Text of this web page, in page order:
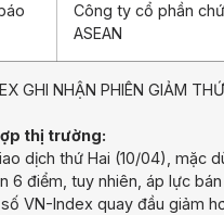
Công ty cổ phần
ASEAN
GHI NHẬN PHIÊN GIẢM
thị trường:
dịch thứ Hai (10/04), mặc
6 điểm, tuy nhiên, áp lực
VN-Index quay đầu giảm